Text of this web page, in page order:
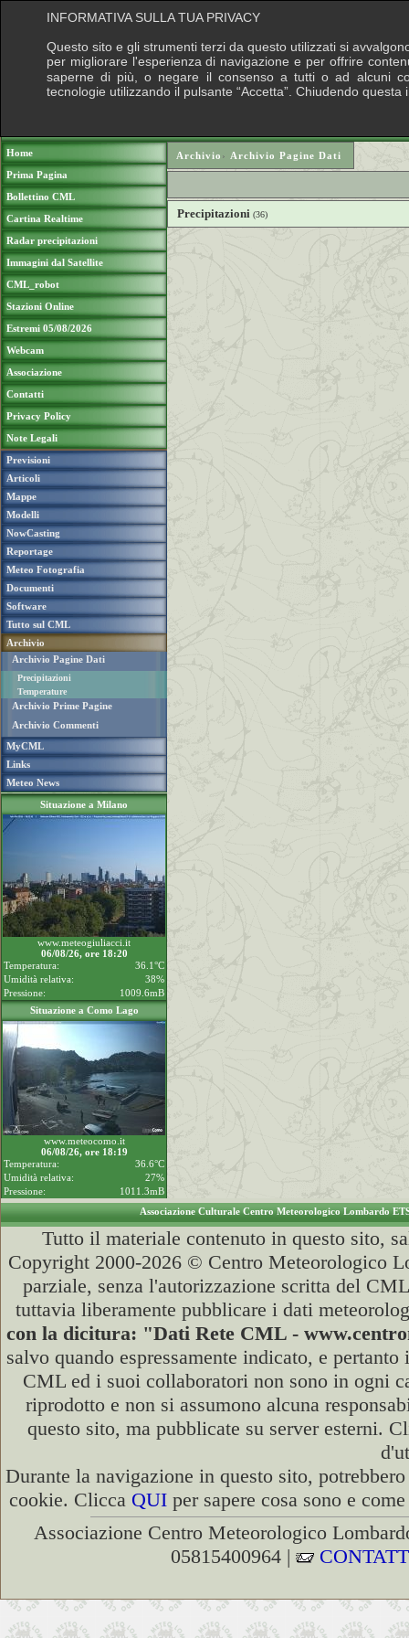
Home
Prima Pagina
Bollettino CML
Cartina Realtime
Radar precipitazioni
Immagini dal Satellite
CML_robot
Stazioni Online
Estremi 05/08/2026
Webcam
Associazione
Contatti
Privacy Policy
Note Legali
Previsioni
Articoli
Mappe
Modelli
NowCasting
Reportage
Meteo Fotografia
Documenti
Software
Tutto sul CML
Archivio
Archivio Pagine Dati
Precipitazioni
Temperature
Archivio Prime Pagine
Archivio Commenti
MyCML
Links
Meteo News
Situazione a Milano
www.meteogiuliacci.it
06/08/26, ore 18:20
Temperatura:
36.1°C
Umidità relativa:
38%
Pressione:
1009.6mB
Situazione a Como Lago
www.meteocomo.it
06/08/26, ore 18:19
Temperatura:
36.6°C
Umidità relativa:
27%
Pressione:
1011.3mB
Archivio › Archivio Pagine Dati
Precipitazioni (36)
Associazione Culturale Centro Meteorologico Lombardo
Tutto il materiale contenuto in questo sito,
Copyright 2000-2026 © Centro Meteorologico
parziale, senza l'autorizzazione scritta del
tuttavia liberamente pubblicare i dati
con la dicitura: "Dati Rete CML -
salvo quando espressamente indicato, e
CML ed i suoi collaboratori non sono in ogni
riprodotto e non si assumono alcuna
questo sito, ma pubblicate su server esterni.
Durante la navigazione in questo sito,
cookie. Clicca QUI per sapere cosa sono e
Associazione Centro Meteorologico
05815400964 |
INFORMATIVA SULLA TUA PRIVACY
Questo sito e gli strumenti terzi da questo utilizzati si
per migliorare l'esperienza di navigazione e per offrire
saperne di più, o negare il consenso a tutti o ad alcuni
tecnologie utilizzando il pulsante “Accetta”. Chiudendo